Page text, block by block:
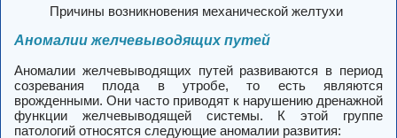
Причины возникновения механической желтухи
Аномалии желчевыводящих путей
Аномалии желчевыводящих путей развиваются в период
созревания плода в утробе, то есть являются
врожденными. Они часто приводят к нарушению дренажной
функции желчевыводящей системы. К этой группе
патологий относятся следующие аномалии развития: